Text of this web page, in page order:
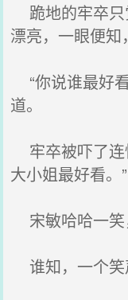
跪地的牢卒只
漂亮，一眼便知
“你说谁最好
道。
牢卒被吓了连
大小姐最好看。”
宋敏哈哈一笑
谁知，一个笑